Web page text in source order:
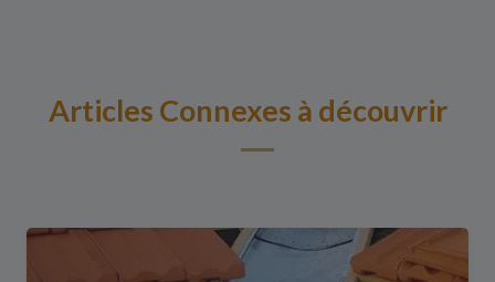
Articles Connexes à découvrir